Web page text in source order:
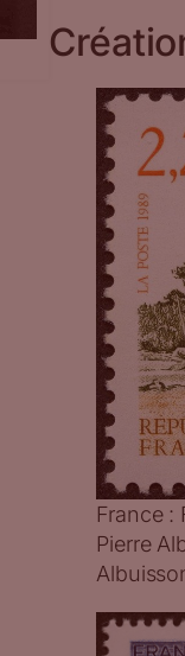
France :
Pierre